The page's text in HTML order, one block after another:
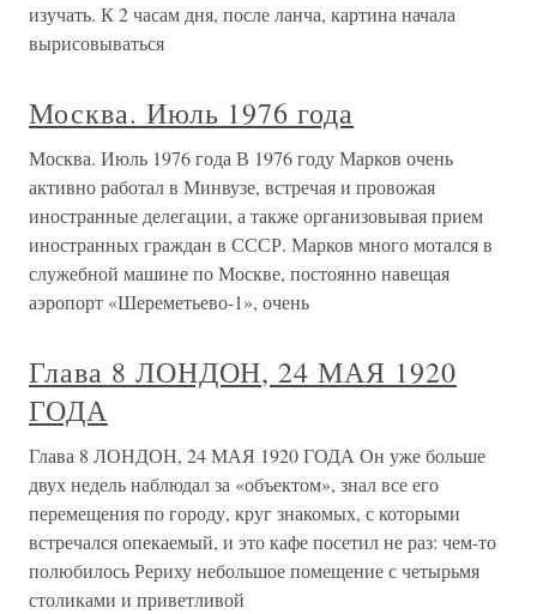
изучать. К 2 часам дня, после ланча, картина начала
вырисовываться
Москва. Июль 1976 года
Москва. Июль 1976 года В 1976 году Марков очень
активно работал в Минвузе, встречая и провожая
иностранные делегации, а также организовывая прием
иностранных граждан в СССР. Марков много мотался в
служебной машине по Москве, постоянно навещая
аэропорт «Шереметьево-1», очень
Глава 8 ЛОНДОН, 24 МАЯ 1920
ГОДА
Глава 8 ЛОНДОН, 24 МАЯ 1920 ГОДА Он уже больше
двух недель наблюдал за «объектом», знал все его
перемещения по городу, круг знакомых, с которыми
встречался опекаемый, и это кафе посетил не раз: чем-то
полюбилось Рериху небольшое помещение с четырьмя
столиками и приветливой